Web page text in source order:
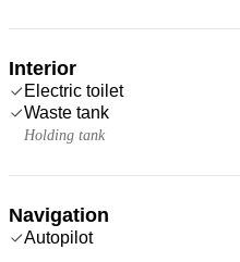
Interior
Electric toilet
Waste tank
Holding tank
Navigation
Autopilot